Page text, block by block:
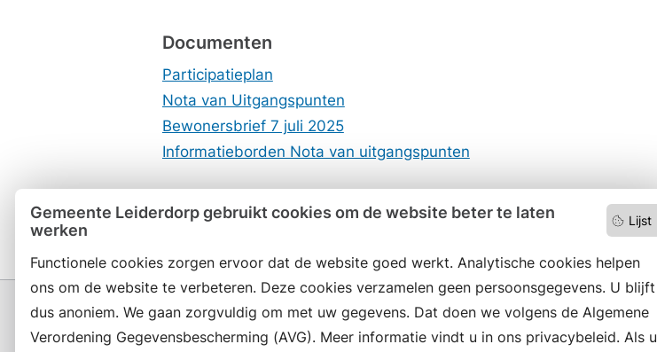
Lijst
Gemeente Leiderdorp gebruikt cookies om de website beter te laten
werken
Functionele cookies zorgen ervoor dat de website goed werkt. Analytische cookies helpen
ons om de website te verbeteren. Deze cookies verzamelen geen persoonsgegevens. U blijft
dus anoniem. We gaan zorgvuldig om met uw gegevens. Dat doen we volgens de Algemene
Verordening Gegevensbescherming (AVG). Meer informatie vindt u in ons privacybeleid. Als u
Documenten
Participatieplan
Nota van Uitgangspunten
Bewonersbrief 7 juli 2025
Informatieborden Nota van uitgangspunten
Laatste update: 4 november 2025